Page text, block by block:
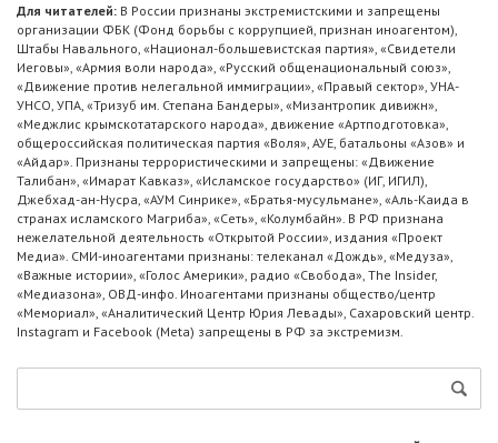
Для читателей: В России признаны экстремистскими и запрещены
организации ФБК (Фонд борьбы с коррупцией, признан иноагентом),
Штабы Навального, «Национал-большевистская партия», «Свидетели
Иеговы», «Армия воли народа», «Русский общенациональный союз»,
«Движение против нелегальной иммиграции», «Правый сектор», УНА-
УНСО, УПА, «Тризуб им. Степана Бандеры», «Мизантропик дивижн»,
«Меджлис крымскотатарского народа», движение «Артподготовка»,
общероссийская политическая партия «Воля», АУЕ, батальоны «Азов» и
«Айдар». Признаны террористическими и запрещены: «Движение
Талибан», «Имарат Кавказ», «Исламское государство» (ИГ, ИГИЛ),
Джебхад-ан-Нусра, «АУМ Синрике», «Братья-мусульмане», «Аль-Каида в
странах исламского Магриба», «Сеть», «Колумбайн». В РФ признана
нежелательной деятельность «Открытой России», издания «Проект
Медиа». СМИ-иноагентами признаны: телеканал «Дождь», «Медуза»,
«Важные истории», «Голос Америки», радио «Свобода», The Insider,
«Медиазона», ОВД-инфо. Иноагентами признаны общество/центр
«Мемориал», «Аналитический Центр Юрия Левады», Сахаровский центр.
Instagram и Facebook (Metа) запрещены в РФ за экстремизм.